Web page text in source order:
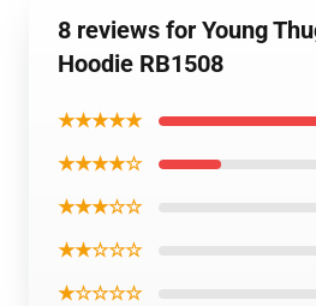
8 reviews for Young
Hoodie RB1508
★★★★★
★★★★☆
★★★☆☆
★★☆☆☆
★☆☆☆☆